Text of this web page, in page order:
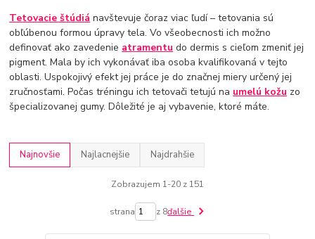
Tetovacie štúdiá navštevuje čoraz viac ľudí – tetovania sú
obľúbenou formou úpravy tela. Vo všeobecnosti ich možno
definovať ako zavedenie atramentu do dermis s cieľom zmeniť jej
pigment. Mala by ich vykonávať iba osoba kvalifikovaná v tejto
oblasti. Uspokojivý efekt jej práce je do značnej miery určený jej
zručnosťami. Počas tréningu ich tetovači tetujú na umelú kožu zo
špecializovanej gumy. Dôležité je aj vybavenie, ktoré máte.
Najnovšie Najlacnejšie Najdrahšie
Zobrazujem 1-20 z 151
strana z 8ďalšie